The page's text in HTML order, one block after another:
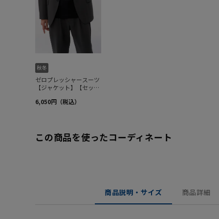
この商品を使ったコーディネート
商品説明・サイズ 商品詳細